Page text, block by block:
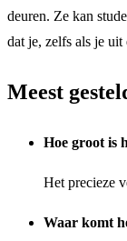
deuren. Ze kan
dat je, zelfs als je
Meest
Hoe groot is
Het precieze
Waar komt